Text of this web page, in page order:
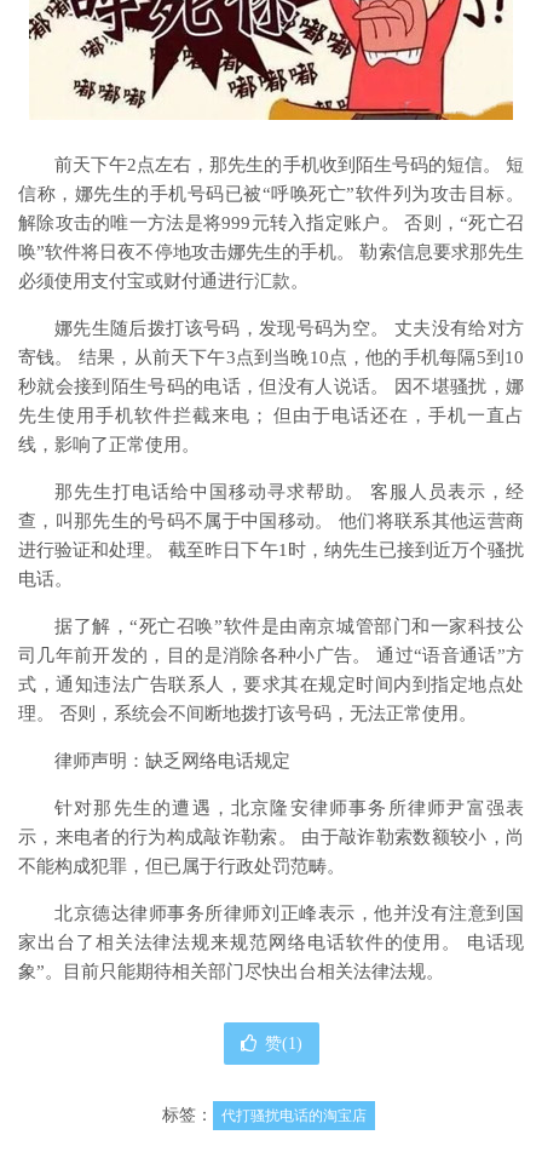
前天下午2点左右，那先生的手机收到陌生号码的短信。 短
信称，娜先生的手机号码已被“呼唤死亡”软件列为攻击目标。
解除攻击的唯一方法是将999元转入指定账户。 否则，“死亡召
唤”软件将日夜不停地攻击娜先生的手机。 勒索信息要求那先生
必须使用支付宝或财付通进行汇款。
娜先生随后拨打该号码，发现号码为空。 丈夫没有给对方
寄钱。 结果，从前天下午3点到当晚10点，他的手机每隔5到10
秒就会接到陌生号码的电话，但没有人说话。 因不堪骚扰，娜
先生使用手机软件拦截来电； 但由于电话还在，手机一直占
线，影响了正常使用。
那先生打电话给中国移动寻求帮助。 客服人员表示，经
查，叫那先生的号码不属于中国移动。 他们将联系其他运营商
进行验证和处理。 截至昨日下午1时，纳先生已接到近万个骚扰
电话。
据了解，“死亡召唤”软件是由南京城管部门和一家科技公
司几年前开发的，目的是消除各种小广告。 通过“语音通话”方
式，通知违法广告联系人，要求其在规定时间内到指定地点处
理。 否则，系统会不间断地拨打该号码，无法正常使用。
律师声明：缺乏网络电话规定
针对那先生的遭遇，北京隆安律师事务所律师尹富强表
示，来电者的行为构成敲诈勒索。 由于敲诈勒索数额较小，尚
不能构成犯罪，但已属于行政处罚范畴。
北京德达律师事务所律师刘正峰表示，他并没有注意到国
家出台了相关法律法规来规范网络电话软件的使用。 电话现
象”。目前只能期待相关部门尽快出台相关法律法规。
赞(1)
标签： 代打骚扰电话的淘宝店